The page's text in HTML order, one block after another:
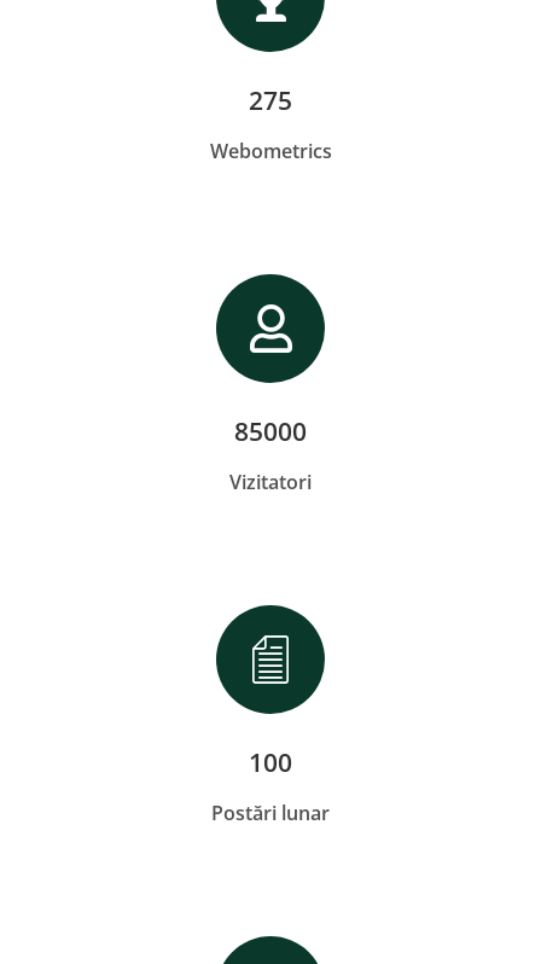
275
Webometrics
85000
Vizitatori
100
Postări lunar